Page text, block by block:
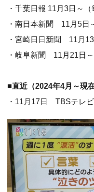
・千葉日報 11月3日～（
・南日本新聞 11月5日
・宮崎日日新聞 11月13
・岐阜新聞 11月21日～
■直近（2024年4月～現
・11月17日 TBSテレビ